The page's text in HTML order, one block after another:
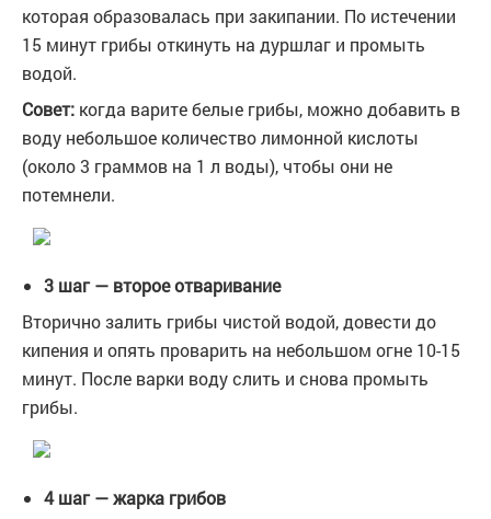
которая образовалась при закипании. По истечении
15 минут грибы откинуть на дуршлаг и промыть
водой.
Совет: когда варите белые грибы, можно добавить в
воду небольшое количество лимонной кислоты
(около 3 граммов на 1 л воды), чтобы они не
потемнели.
3 шаг — второе отваривание
Вторично залить грибы чистой водой, довести до
кипения и опять проварить на небольшом огне 10-15
минут. После варки воду слить и снова промыть
грибы.
4 шаг — жарка грибов